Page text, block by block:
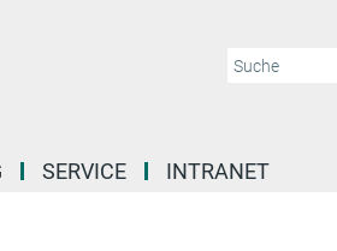
SERVICE INTRANET